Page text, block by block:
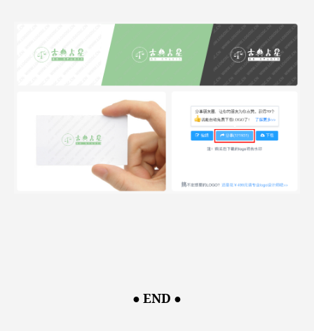
● END ●